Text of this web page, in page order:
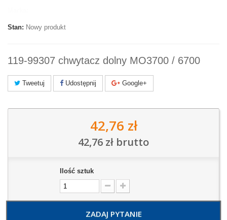
Stan: Nowy produkt
119-99307 chwytacz dolny MO3700 / 6700
Tweetuj Udostępnij Google+
42,76 zł
42,76 zł brutto
Ilość sztuk
ZADAJ PYTANIE